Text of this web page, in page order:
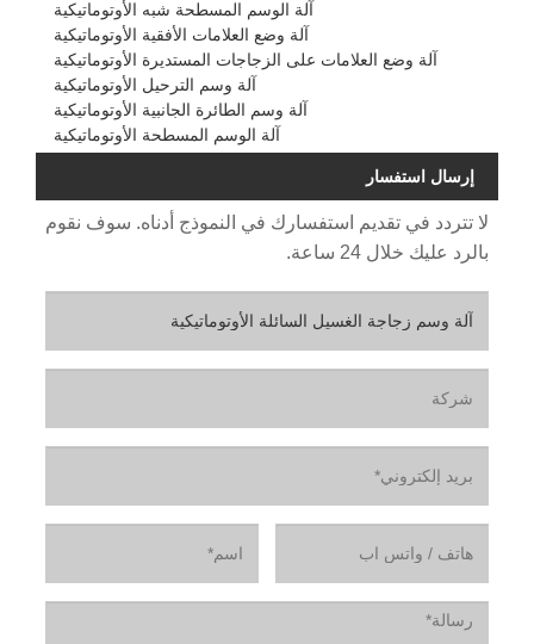
آلة الوسم المسطحة شبه الأوتوماتيكية
آلة وضع العلامات الأفقية الأوتوماتيكية
آلة وضع العلامات على الزجاجات المستديرة الأوتوماتيكية
آلة وسم الترحيل الأوتوماتيكية
آلة وسم الطائرة الجانبية الأوتوماتيكية
آلة الوسم المسطحة الأوتوماتيكية
إرسال استفسار
لا تتردد في تقديم استفسارك في النموذج أدناه. سوف نقوم
بالرد عليك خلال 24 ساعة.